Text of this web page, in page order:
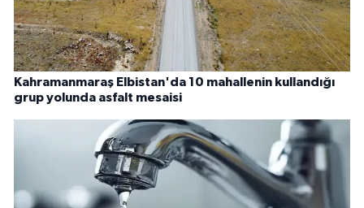
Kahramanmaraş Elbistan'da 10 mahallenin kullandığı
grup yolunda asfalt mesaisi